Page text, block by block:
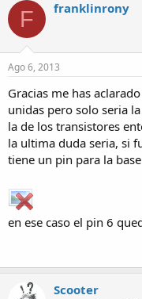
F franklinrony
Ago 6, 2013
Gracias me has
unidas pero solo seria
la de los transistores
la ultima duda seria, si
tiene un pin para la base
en ese caso el pin 6
Scooter